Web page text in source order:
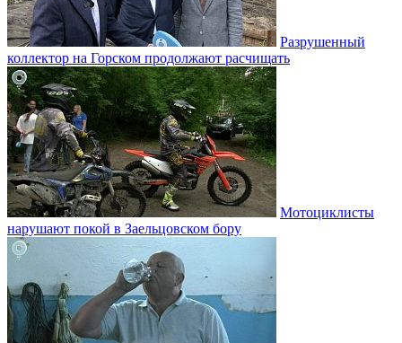
Разрушенный
коллектор на Горском продолжают расчищать
Мотоциклисты
нарушают покой в Заельцовском бору